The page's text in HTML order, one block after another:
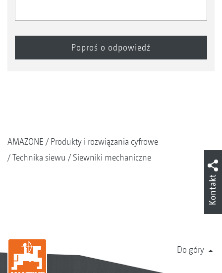
AMAZONE
Produkty i rozwiązania cyfrowe
Technika siewu
Siewniki mechaniczne
Do góry
Kontakt